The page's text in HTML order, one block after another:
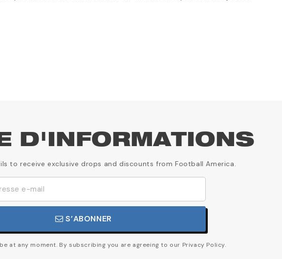
D'INFORMATIONS
to receive exclusive drops and discounts from Football America.
S’ABONNER
at any moment. By subscribing you are agreeing to our Privacy Policy.